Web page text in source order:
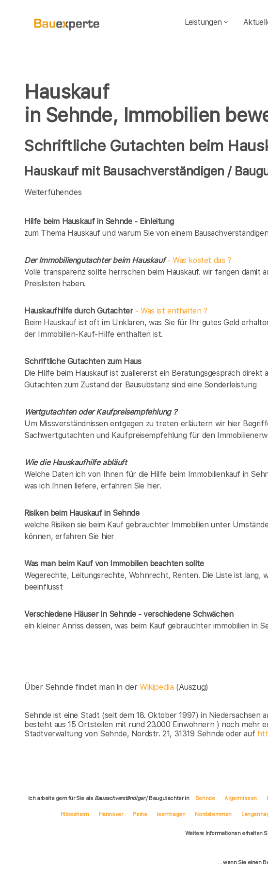
Leistungen
Hauskauf
in Sehnde, Immobilien
Schriftliche Gutachten beim
Hauskauf mit Bausachverständigen /
Weiterfühendes
Hilfe beim Hauskauf in Sehnde - Einleitung
zum Thema Hauskauf und warum Sie von einem
Der Immobiliengutachter beim Hauskauf- Was kostet das ?
Volle transparenz sollte herrschen beim Hauskauf. wir fangen damit
Preislisten haben.
Hauskaufhilfe durch Gutachter- Was ist enthalten ?
Beim Hauskauf ist oft im Unklaren, was Sie für Ihr gutes Geld
der Immobilien-Kauf-Hilfe enthalten ist.
Schriftliche Gutachten zum Haus
Die Hilfe beim Hauskauf ist zuallererst ein Beratungsgespräch direkt
Gutachten zum Zustand der Bausubstanz sind eine Sonderleistung
Wertgutachten oder Kaufpreisempfehlung ?
Um Missverständnissen entgegen zu treten erläutern wir hier
Sachwertgutachten und Kaufpreisempfehlung für den
Wie die Hauskaufhilfe abläuft
Welche Daten ich von Ihnen für die Hilfe beim Immobilienkauf in
was ich Ihnen liefere, erfahren Sie hier.
Risiken beim Hauskaufin Sehnde
welche Risiken sie beim Kauf gebrauchter Immobilien unter
können, erfahren Sie hier
Was man beim Kauf von Immobilien beachten sollte
Wegerechte, Leitungsrechte, Wohnrecht, Renten. Die Liste ist lang,
beeinflusst
Verschiedene Häuser in Sehnde - verschiedene Schwächen
ein kleiner Anriss dessen, was beim Kauf gebrauchter immobilien in
Über Sehnde findet man in derWikipedia (Auszug)
Sehnde ist eine Stadt (seit dem 18. Oktober 1997) in Niedersachsen
besteht aus 15 Ortsteilen mit rund 23.000 Einwohnern ) noch mehr
Stadtverwaltung von Sehnde, Nordstr. 21, 31319 Sehnde oder auf
Ich arbeite gern für Sie als Bausachverständiger/ Baugutachter in Sehnde Algermissen
Hildesheim Hannover Peine Isernhagen Nordstemmen
Weitere Informationen erhalten
... wenn Sie einen